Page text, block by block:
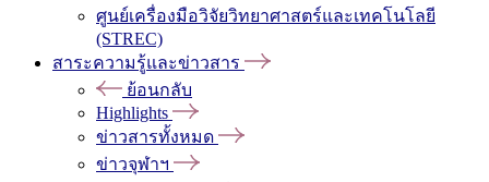
ศูนย์เครื่องมือวิจัยวิทยาศาสตร์และเทคโนโลยี
(STREC)
สาระความรู้และข่าวสาร
ย้อนกลับ
Highlights
ข่าวสารทั้งหมด
ข่าวจุฬาฯ